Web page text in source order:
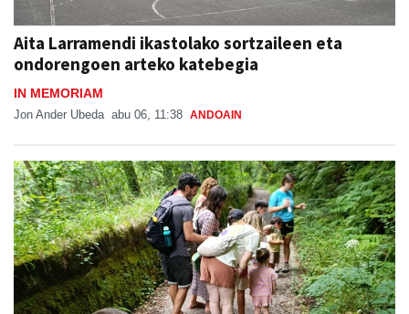
Aita Larramendi ikastolako sortzaileen eta
ondorengoen arteko katebegia
IN MEMORIAM
Jon Ander Ubeda abu 06, 11:38 ANDOAIN